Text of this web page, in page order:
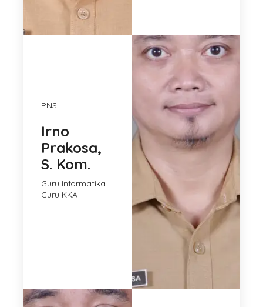
PNS
Irno
Prakosa,
S. Kom.
Guru Informatika
Guru KKA